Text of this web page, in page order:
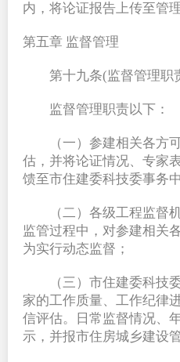
内，将论证报告上传至管
第五章 监督管理
第十九条(监督管理职
监督管理职责以下：
（一）参建相关各方
估，并将论证情况、专家
馈至市住建委科技委事务
（二）各级工程监督
监管过程中，对参建相关
为实行动态监督；
（三）市住建委科技
家的工作质量、工作纪律
信评估。日常监督情况、
示，并报市住房城乡建设管